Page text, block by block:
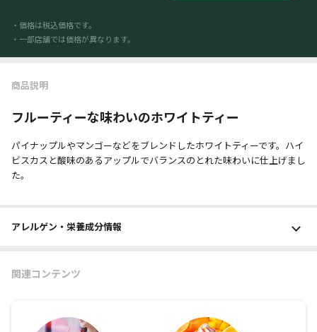
・価格は税込価格です。
・一部店舗では価格が異なります。
商品説明
フルーティーな味わいのホワイトティー
パイナップルやマンゴーなどをブレンドしたホワイトティーです。ハイ
ビスカスと酸味のあるアップルでバランスのとれた味わいに仕上げまし
た。
アレルゲン・栄養成分情報
関連コンテンツ